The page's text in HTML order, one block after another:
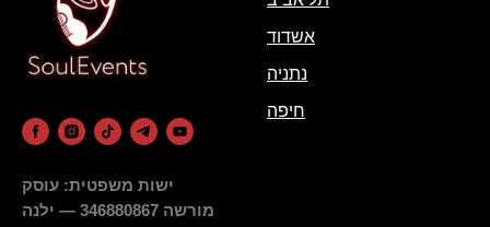
ישות משפטית: עוסק
מורשה 346880867 — ילנה
אשדוד
נתניה
חיפה